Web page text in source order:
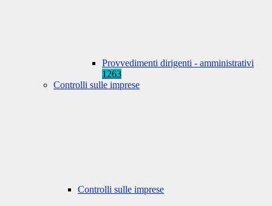
Provvedimenti dirigenti - amministrativi
1263
Controlli sulle imprese
Controlli sulle imprese